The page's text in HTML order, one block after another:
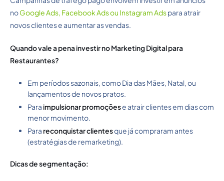
noGoogle Ads, Facebook Ads ou Instagram Adspara atrair
novos clientes e aumentar as vendas.
Quando vale a pena investir no Marketing Digital para
Restaurantes?
Em períodos sazonais, como Dia das Mães, Natal, ou
lançamentos de novos pratos.
Para impulsionar promoçõese atrair clientes em dias com
menor movimento.
Para reconquistar clientesque já compraram antes
(estratégias de remarketing).
Dicas de segmentação: